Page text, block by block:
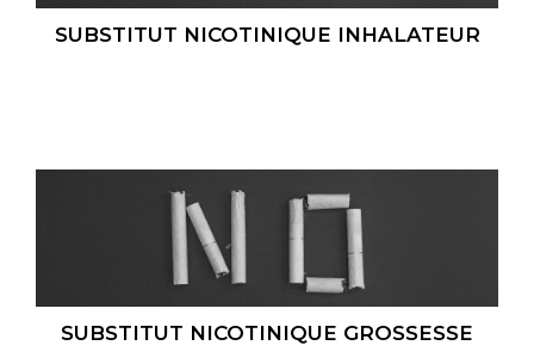
SUBSTITUT NICOTINIQUE INHALATEUR
SUBSTITUT NICOTINIQUE GROSSESSE